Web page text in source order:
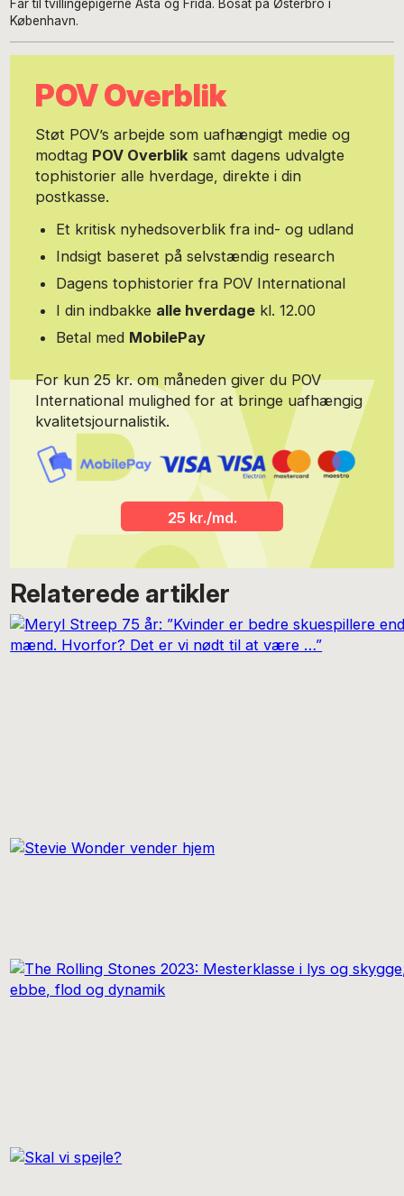
Far til tvillingepigerne Asta og Frida. Bosat på Østerbro i
København.
POV Overblik
Støt POV’s arbejde som uafhængigt medie og
modtag POV Overblik samt dagens udvalgte
tophistorier alle hverdage, direkte i din
postkasse.
Et kritisk nyhedsoverblik fra ind- og udland
Indsigt baseret på selvstændig research
Dagens tophistorier fra POV International
I din indbakke alle hverdage kl. 12.00
Betal med MobilePay
For kun 25 kr. om måneden giver du POV
International mulighed for at bringe uafhængig
kvalitetsjournalistik.
25 kr./md.
Relaterede artikler